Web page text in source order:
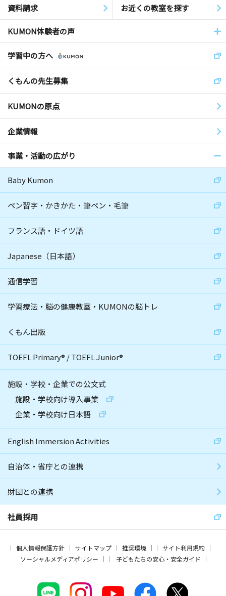
資料請求 お近くの教室を探す
KUMON体験者の声
学習中の方へ
くもんの先生募集
KUMONの原点
企業情報
事業・活動の広がり
Baby Kumon
ペン習字・かきかた・筆ペン・毛筆
フランス語・ドイツ語
Japanese（日本語）
通信学習
学習療法・脳の健康教室・KUMONの脳トレ
くもん出版
TOEFL Primary® /TOEFL Junior®
施設・学校・企業での公文式
施設・学校向け導入事業
企業・学校向け日本語
English Immersion Activities
自治体・省庁との連携
財団との連携
社員採用
個人情報保護方針 サイトマップ 推奨環境
サイト利用規約
ソーシャルメディアポリシー
子どもたちの安心・安全ガイド